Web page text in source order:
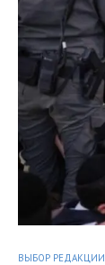
ВЫБОР РЕДАКЦИИ